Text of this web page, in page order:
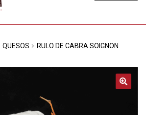
QUESOS RULO DE CABRA SOIGNON